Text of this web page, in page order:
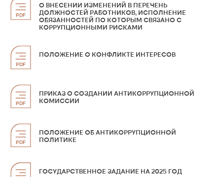
PDF
О ВНЕСЕНИИ ИЗМЕНЕНИЙ В ПЕРЕЧЕНЬ
ДОЛЖНОСТЕЙ РАБОТНИКОВ, ИСПОЛНЕНИЕ
ОБЯЗАННОСТЕЙ ПО КОТОРЫМ СВЯЗАНО С
КОРРУПЦИОННЫМИ РИСКАМИ
PDF
ПОЛОЖЕНИЕ О КОНФЛИКТЕ ИНТЕРЕСОВ
PDF
ПРИКАЗ О СОЗДАНИИ АНТИКОРРУПЦИОННОЙ
КОМИССИИ
PDF
ПОЛОЖЕНИЕ ОБ АНТИКОРРУПЦИОННОЙ
ПОЛИТИКЕ
ГОСУДАРСТВЕННОЕ ЗАДАНИЕ НА 2025 ГОД